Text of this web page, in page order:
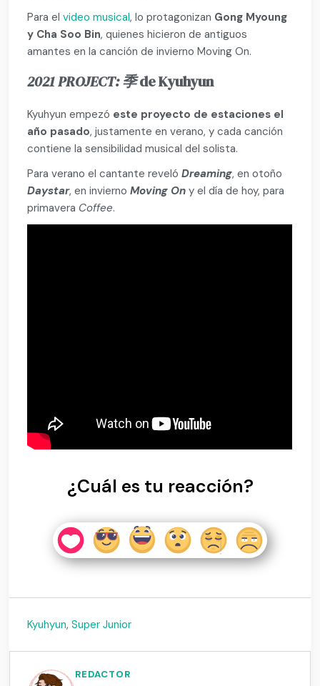
Para elvideo musical, lo protagonizan Gong Myoung
y Cha Soo Bin, quienes hicieron de antiguos
amantes en la canción de invierno Moving On.
2021 PROJECT: 季de Kyuhyun
Kyuhyun empezó este proyecto de estaciones el
año pasado, justamente en verano, y cada canción
contiene la sensibilidad musical del solista.
Para verano el cantante revelóDreaming, en otoño
Daystar, en inviernoMoving Ony el día de hoy, para
primavera Coffee.
¿Cuál es tu reacción?
Kyuhyun,Super Junior
REDACTOR